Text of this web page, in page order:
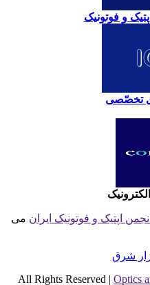
و فوتونیک
تخصّصی
اپتیک و فوتونیک ایران می
شرق